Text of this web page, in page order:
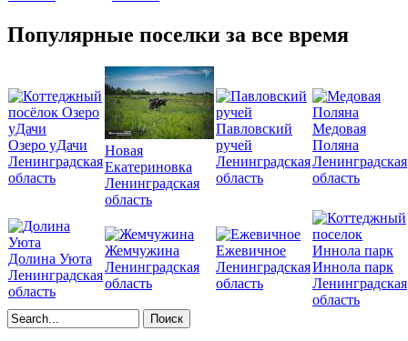
Популярные поселки за все время
Озеро уДачи
Ленинградская
область
Новая
Екатериновка
Ленинградская
область
Павловский
ручей
Ленинградская
область
Медовая
Поляна
Ленинградская
область
Долина Уюта
Ленинградская
область
Жемчужина
Ленинградская
область
Ежевичное
Ленинградская
область
Иннола парк
Ленинградская
область